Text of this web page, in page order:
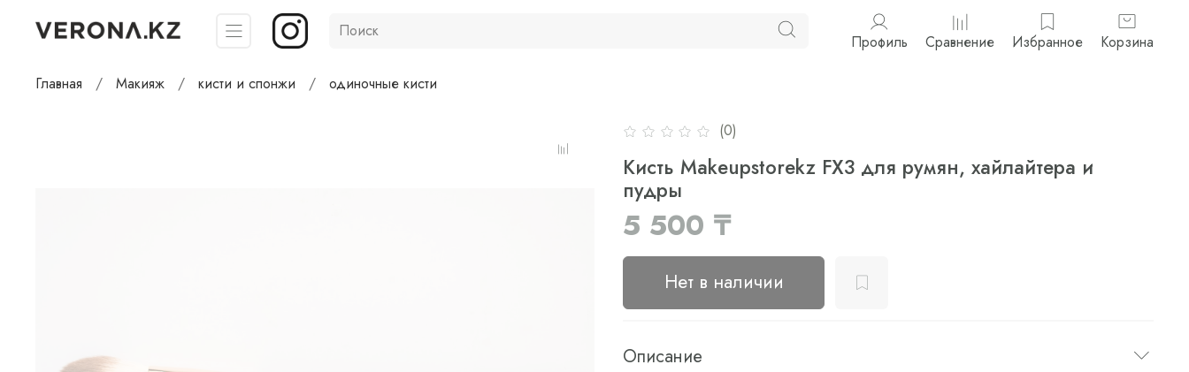
Профиль Сравнение Избранное Корзина
Главная Макияж кисти и спонжи одиночные кисти
(0)
Кисть Makeupstorekz FX3 для румян, хайлайтера и
пудры
5 500 ₸
Нет в наличии
Описание